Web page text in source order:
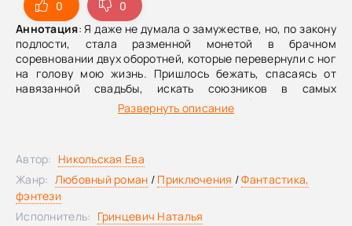
0
0
Аннотация: Я даже не думала о замужестве, но, по закону
подлости, стала разменной монетой в брачном
соревновании двух оборотней, которые перевернули с ног
на голову мою жизнь. Пришлось бежать, спасаясь от
навязанной свадьбы, искать союзников в самых
неожиданных местах и распутывать клубок плетущихся
интриг! Вот только женихи в своем соперничестве не
выйти замуж? Нет уж! Никто не заставит меня,
потомственную ведьму с даром сирены, плясать под
чужую дудку.
Развернуть описание
Автор: Никольская Ева
Жанр: Любовный роман / Приключения /Фантастика,
фэнтези
Исполнитель: Гринцевич Наталья